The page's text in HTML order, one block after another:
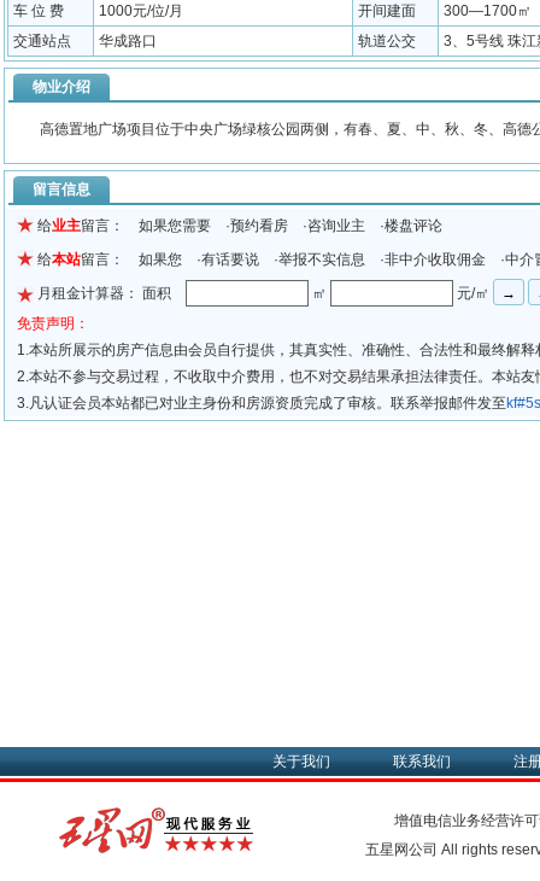
5、无需前期资本投入，即租即用
6、保证价格优
7、适合1-10 人使用
车 位 费
1000元/位/月 开间建面
300—1700㎡
交通站点
华成路口 轨道公交 3、5号线 珠
物业介绍
高德置地广场项目位于中央广场绿核公园两侧，有春、夏、中、秋、冬、高德
留言信息
给业主留言： 如果您需要 ·预约看房 ·咨询业主 ·楼盘评论
给本站留言： 如果您 ·有话要说 ·举报不实信息 ·非中介收取佣金 ·中介
月租金计算器： 面积
㎡
元/㎡
免责声明：
1.本站所展示的房产信息由会员自行提供，其真实性、准确性、合法性和最终解
2.本站不参与交易过程，不收取中介费用，也不对交易结果承担法律责任。本站
3.凡认证会员本站都已对业主身份和房源资质完成了审核。联系举报邮件发至
关于我们 联系我们 注
增值电信业务经营许
五星网公司 All rights